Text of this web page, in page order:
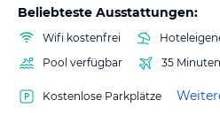
Beliebteste Ausstattungen:
Wifi kostenfrei
Pool verfügbar
35
Kostenlose Parkplätze